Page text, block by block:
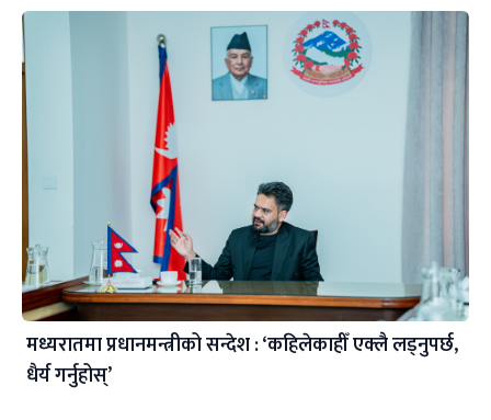
मध्यरातमा प्रधानमन्त्रीको सन्देश : ‘कहिलेकाहीँ एक्लै लड्नुपर्छ,
धैर्य गर्नुहोस्’